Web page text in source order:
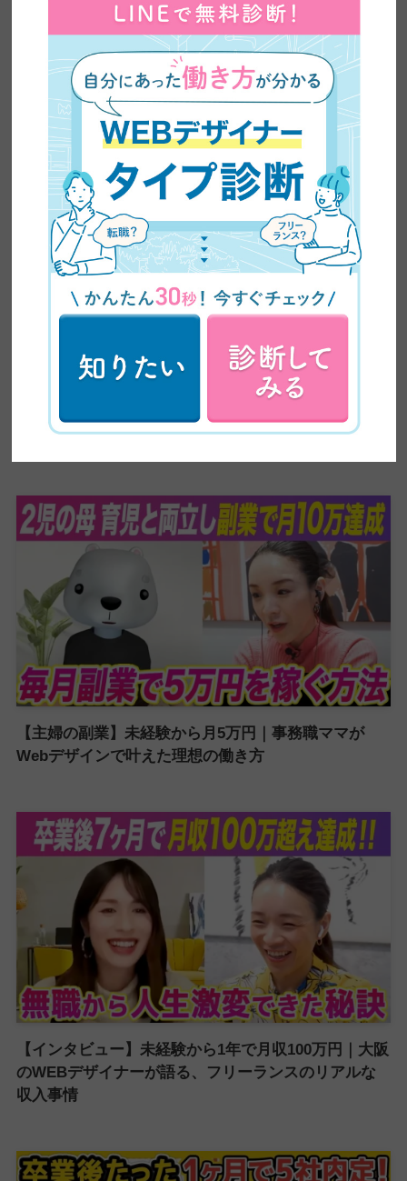
【全ママ必見】2児のシンママが脱サラしてWEBデザ
イナーに大転身した方法公開！
【超有益】平凡な主婦がビジネスセミナーに乗り込み
5ヶ月で60万円の副業収入を稼いだ方法を大公開！紹
介が止まらない売り込み術がやばい
【主婦の副業】未経験から月5万円｜事務職ママが
Webデザインで叶えた理想の働き方
【インタビュー】未経験から1年で月収100万円｜大阪
のWEBデザイナーが語る、フリーランスのリアルな
収入事情